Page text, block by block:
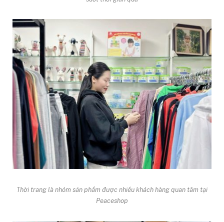
Thời trang là nhóm sản phẩm được nhiều khách hàng quan tâm tại
Peaceshop